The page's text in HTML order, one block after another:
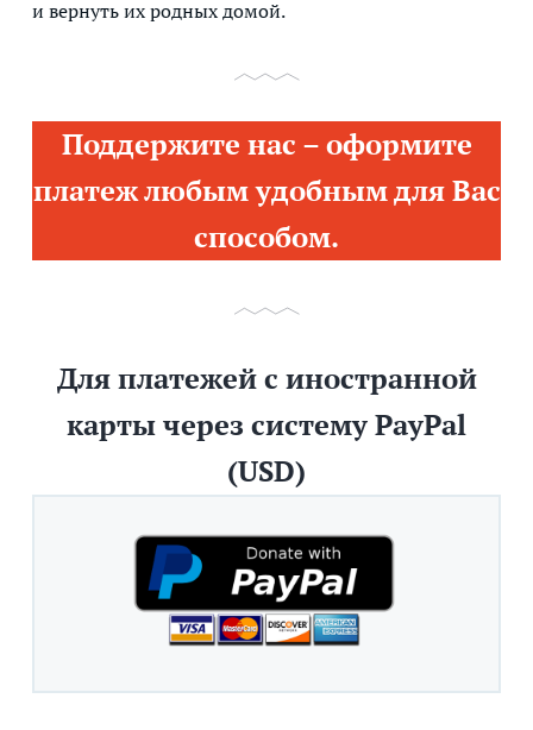
и вернуть их родных домой.
Поддержите нас – оформите
платеж любым удобным для Вас
способом.
Для платежей с иностранной
карты через систему PayPal
(USD)